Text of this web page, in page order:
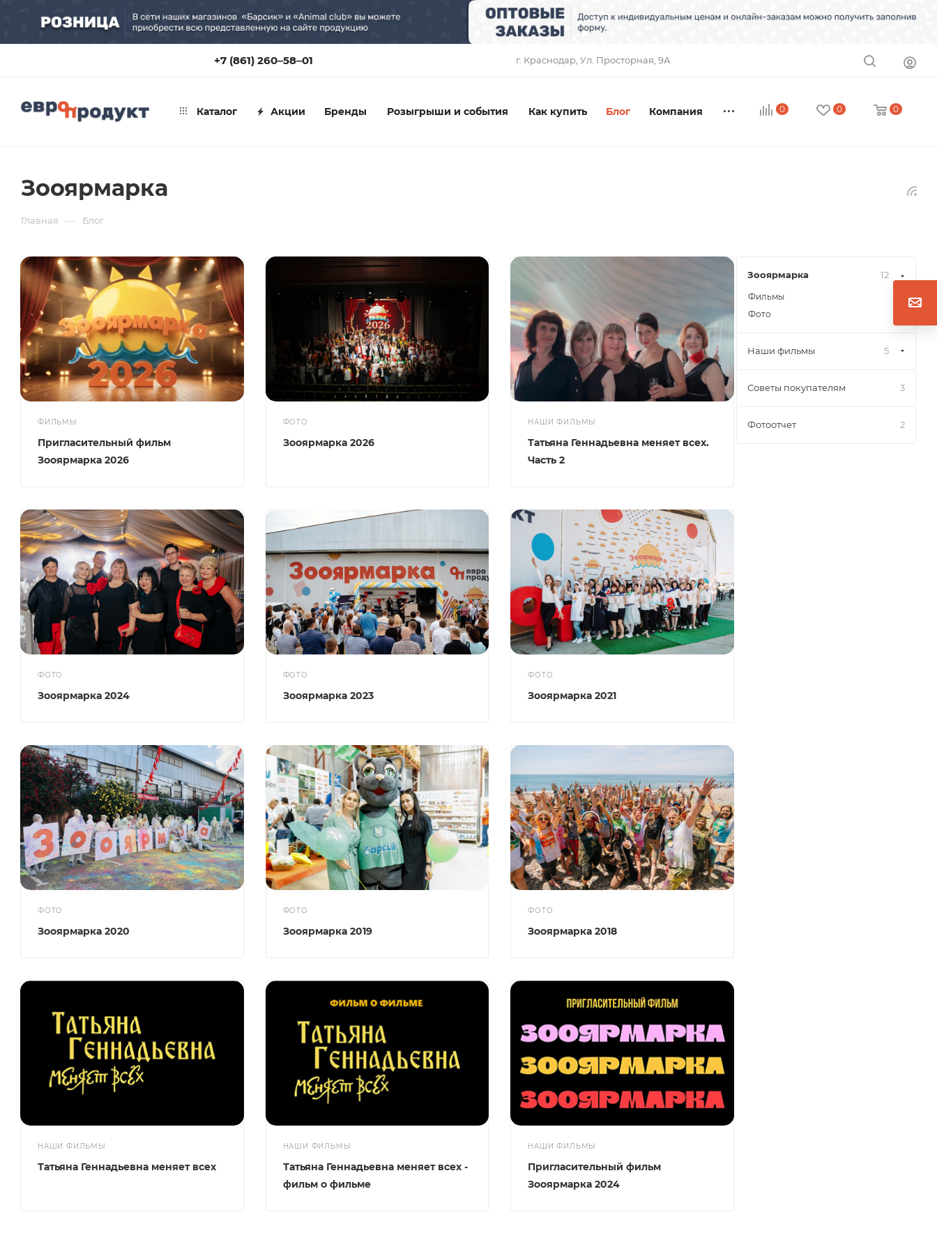
+7 (861) 260‒58‒01 г. Краснодар, ​Ул. Просторная, 9А
0 0 0
Каталог Акции Бренды Розыгрыши и события Как купить Блог Компания
Зооярмарка
Главная — Блог
ФИЛЬМЫ
Пригласительный фильм
Зооярмарка 2026
ФОТО
Зооярмарка 2026
НАШИ ФИЛЬМЫ
Татьяна Геннадьевна меняет всех.
Часть 2
ФОТО
Зооярмарка 2024
ФОТО
Зооярмарка 2023
ФОТО
Зооярмарка 2021
ФОТО
Зооярмарка 2020
ФОТО
Зооярмарка 2019
ФОТО
Зооярмарка 2018
НАШИ ФИЛЬМЫ
Татьяна Геннадьевна меняет всех
НАШИ ФИЛЬМЫ
Татьяна Геннадьевна меняет всех -
фильм о фильме
НАШИ ФИЛЬМЫ
Пригласительный фильм
Зооярмарка 2024
Зооярмарка 12
Фильмы
Фото
Наши фильмы 5
Советы покупателям 3
Фотоотчет 2